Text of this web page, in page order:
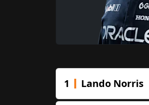
1 Lando Norris